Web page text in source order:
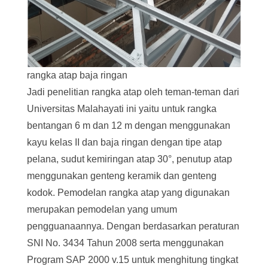
rangka atap baja ringan
Jadi penelitian rangka atap oleh teman-teman dari
Universitas Malahayati ini yaitu untuk rangka
bentangan 6 m dan 12 m dengan menggunakan
kayu kelas II dan baja ringan dengan tipe atap
pelana, sudut kemiringan atap 30°, penutup atap
menggunakan genteng keramik dan genteng
kodok. Pemodelan rangka atap yang digunakan
merupakan pemodelan yang umum
pengguanaannya. Dengan berdasarkan peraturan
SNI No. 3434 Tahun 2008 serta menggunakan
Program SAP 2000 v.15 untuk menghitung tingkat